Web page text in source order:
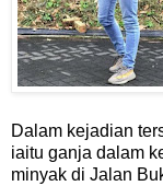
Dalam kejadian
iaitu ganja dalam
minyak di Jalan